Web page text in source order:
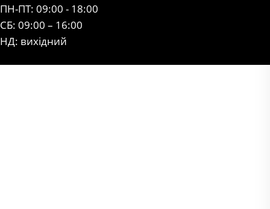
ПН-ПТ: 09:00 - 18:00
СБ: 09:00 – 16:00
НД: вихідний